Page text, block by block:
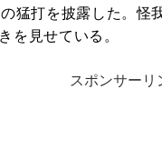
猛打を披露した。怪
を見せている。
スポンサーリ